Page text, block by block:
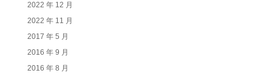
2022 年 12 月
2022 年 11 月
2017 年 5 月
2016 年 9 月
2016 年 8 月